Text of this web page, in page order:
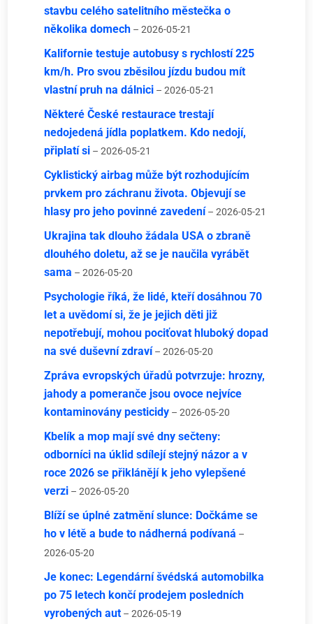
stavbu celého satelitního městečka o
několika domech – 2026-05-21
Kalifornie testuje autobusy s rychlostí 225
km/h. Pro svou zběsilou jízdu budou mít
vlastní pruh na dálnici – 2026-05-21
Některé České restaurace trestají
nedojedená jídla poplatkem. Kdo nedojí,
připlatí si – 2026-05-21
Cyklistický airbag může být rozhodujícím
prvkem pro záchranu života. Objevují se
hlasy pro jeho povinné zavedení – 2026-05-21
Ukrajina tak dlouho žádala USA o zbraně
dlouhého doletu, až se je naučila vyrábět
sama – 2026-05-20
Psychologie říká, že lidé, kteří dosáhnou 70
let a uvědomí si, že je jejich děti již
nepotřebují, mohou pociťovat hluboký dopad
na své duševní zdraví – 2026-05-20
Zpráva evropských úřadů potvrzuje: hrozny,
jahody a pomeranče jsou ovoce nejvíce
kontaminovány pesticidy – 2026-05-20
Kbelík a mop mají své dny sečteny:
odborníci na úklid sdílejí stejný názor a v
roce 2026 se přiklánějí k jeho vylepšené
verzi – 2026-05-20
Blíží se úplné zatmění slunce: Dočkáme se
ho v létě a bude to nádherná podívaná –
2026-05-20
Je konec: Legendární švédská automobilka
po 75 letech končí prodejem posledních
vyrobených aut – 2026-05-19